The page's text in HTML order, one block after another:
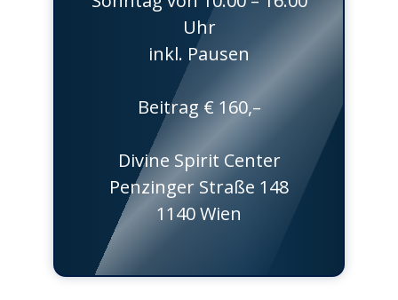
Uhr
inkl. Pausen
Beitrag € 160,–
Divine Spirit Center
Penzinger Straße 148
1140 Wien